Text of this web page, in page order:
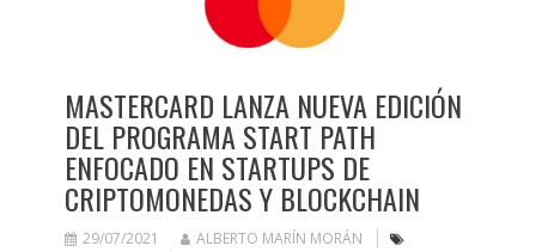
MASTERCARD LANZA NUEVA EDICIÓN
DEL PROGRAMA START PATH
ENFOCADO EN STARTUPS DE
CRIPTOMONEDAS Y BLOCKCHAIN
29/07/2021
ALBERTO MARÍN MORÁN